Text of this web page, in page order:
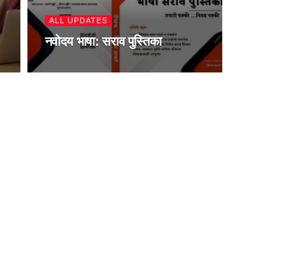
ALL UPDATES
नवोदय भाषा: सराव पुस्तिका